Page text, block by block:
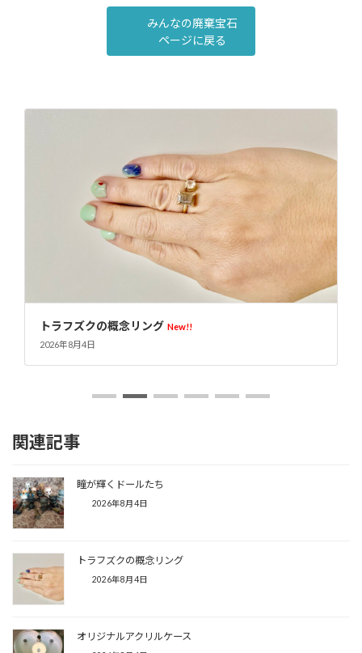
みんなの廃棄宝石
ページに戻る
トラフズクの概念リング New!!
2026年8月4日
関連記事
瞳が輝くドールたち
2026年8月4日
トラフズクの概念リング
2026年8月4日
オリジナルアクリルケース